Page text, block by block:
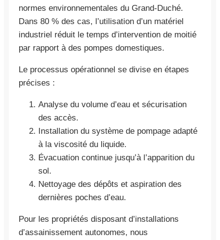
normes environnementales du Grand-Duché.
Dans 80 % des cas, l’utilisation d’un matériel
industriel réduit le temps d’intervention de moitié
par rapport à des pompes domestiques.
Le processus opérationnel se divise en étapes
précises :
Analyse du volume d’eau et sécurisation
des accès.
Installation du système de pompage adapté
à la viscosité du liquide.
Évacuation continue jusqu’à l’apparition du
sol.
Nettoyage des dépôts et aspiration des
dernières poches d’eau.
Pour les propriétés disposant d’installations
d’assainissement autonomes, nous